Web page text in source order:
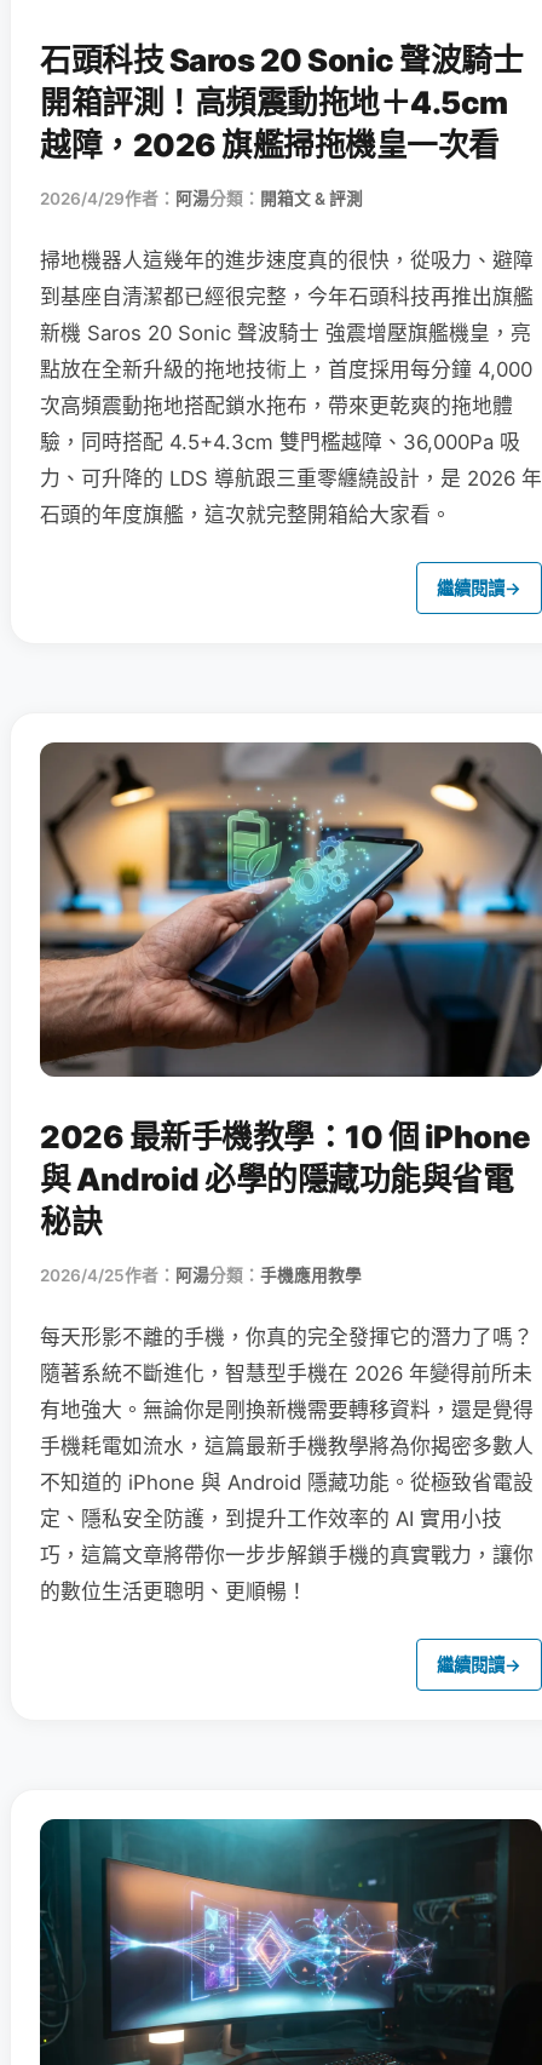
石頭科技 Saros 20 Sonic 聲波騎士
開箱評測！高頻震動拖地＋4.5cm
越障，2026 旗艦掃拖機皇一次看
2026/4/29作者： 阿湯分類： 開箱文 & 評測
掃地機器人這幾年的進步速度真的很快，從吸力、避障
到基座自清潔都已經很完整，今年石頭科技再推出旗艦
新機 Saros 20 Sonic 聲波騎士 強震增壓旗艦機皇，亮
點放在全新升級的拖地技術上，首度採用每分鐘 4,000
次高頻震動拖地搭配鎖水拖布，帶來更乾爽的拖地體
驗，同時搭配 4.5+4.3cm 雙門檻越障、36,000Pa 吸
力、可升降的 LDS 導航跟三重零纏繞設計，是 2026 年
石頭的年度旗艦，這次就完整開箱給大家看。
繼續閱讀→
2026 最新手機教學：10 個 iPhone
與 Android 必學的隱藏功能與省電
秘訣
2026/4/25作者： 阿湯分類： 手機應用教學
每天形影不離的手機，你真的完全發揮它的潛力了嗎？
隨著系統不斷進化，智慧型手機在 2026 年變得前所未
有地強大。無論你是剛換新機需要轉移資料，還是覺得
手機耗電如流水，這篇最新手機教學將為你揭密多數人
不知道的 iPhone 與 Android 隱藏功能。從極致省電設
定、隱私安全防護，到提升工作效率的 AI 實用小技
巧，這篇文章將帶你一步步解鎖手機的真實戰力，讓你
的數位生活更聰明、更順暢！
繼續閱讀→